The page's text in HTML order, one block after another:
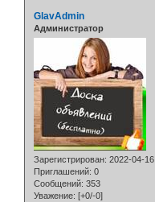
GlavAdmin
Администратор
Зарегистрирован: 2022-04-16
Приглашений: 0
Сообщений: 353
Уважение: [+0/-0]